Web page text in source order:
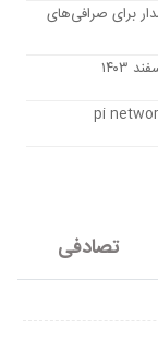
برای صرافی‌های
تصادفی